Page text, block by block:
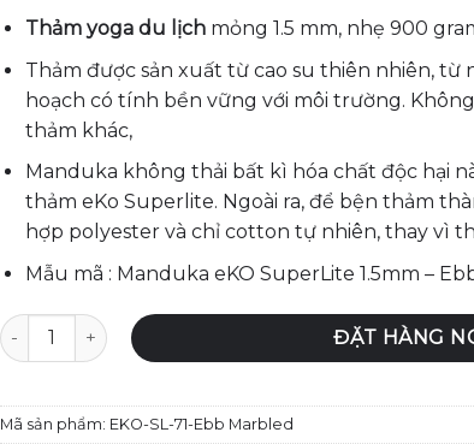
Thảm yoga du lịchmỏng 1.5 mm, nhẹ 900
Thảm được sản xuất từ cao su thiên nhiên, từ
hoạch có tính bền vững với môi trường.
thảm khác,
Manduka không thải bất kì hóa chất độc hại
thảm eKo Superlite. Ngoài ra, để bện thảm
hợp polyester và chỉ cotton tự nhiên, thay vì
Mẫu mã : Manduka eKO SuperLite 1.5mm –
Thảm yoga du lịch Manduka eKO SuperLite 1.5mm -
ĐẶT HÀNG
Mã sản phẩm: EKO-SL-71-Ebb Marbled